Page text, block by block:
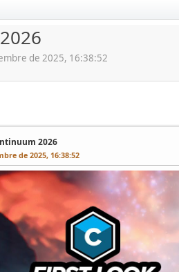
de 2025, 16:38:52
2026
de 2025, 16:38:52